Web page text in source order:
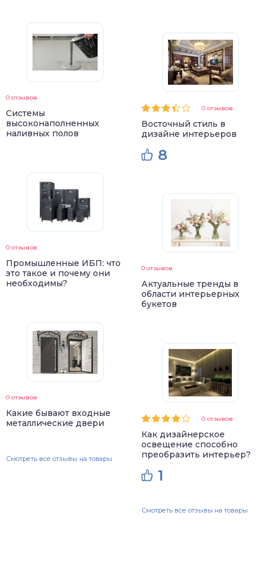
0 отзывов
Системы
высоконаполненных
наливных полов
0 отзывов
Промышленные ИБП: что
это такое и почему они
необходимы?
0 отзывов
Какие бывают входные
металлические двери
Смотреть все отзывы на товары
0 отзывов
Восточный стиль в
дизайне интерьеров
8
0 отзывов
Актуальные тренды в
области интерьерных
букетов
0 отзывов
Как дизайнерское
освещение способно
преобразить интерьер?
1
Смотреть все отзывы на товары